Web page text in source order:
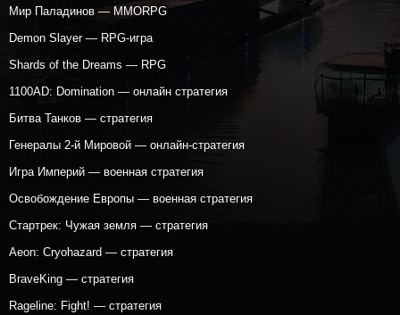
Мир Паладинов — MMORPG
Demon Slayer — RPG-игра
Shards of the Dreams — RPG
1100AD: Domination — онлайн стратегия
Битва Танков — стратегия
Генералы 2-й Мировой — онлайн-стратегия
Игра Империй — военная стратегия
Освобождение Европы — военная стратегия
Стартрек: Чужая земля — стратегия
Aeon: Cryohazard — стратегия
BraveKing — стратегия
Rageline: Fight! — стратегия